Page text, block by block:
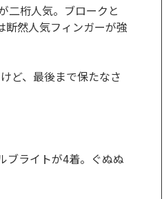
二桁人気。ブロークと
然人気フィンガーが強
ど、最後まで保たなさ
ブライトが4着。ぐぬぬ